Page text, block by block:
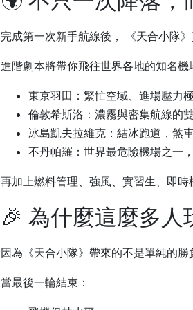
完成第一次新手航線後， 《天合小隊
進階劇本將帶你飛往世界各地的知名機
東京羽田：繁忙空域、進場壓力
倫敦希斯洛：濃霧與密集航線的
冰島凱夫拉維克：結冰跑道，煞
不丹帕羅：世界最危險機場之一
再加上燃料管理、強風、實習生、即時
🎉 為什麼這麼多
因為《天合小隊》帶來的不是單純的勝
當最後一輪結束：